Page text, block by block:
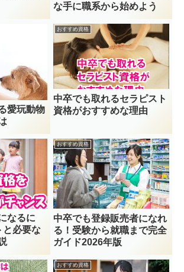
な手に職系から始めよう
愛玩動物
おすすめ資格
中卒でも取れるセラピスト
資格がおすすめな理由
なるに
と必要な
おすすめ資格
中卒でも登録販売者になれ
る！受験から就職まで完全
ガイド2026年版
おすすめ資格